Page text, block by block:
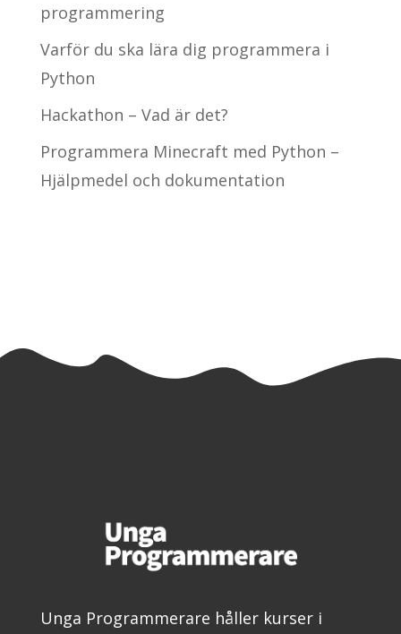
programmering
Varför du ska lära dig programmera i
Python
Hackathon – Vad är det?
Programmera Minecraft med Python –
Hjälpmedel och dokumentation
Unga Programmerare håller kurser i